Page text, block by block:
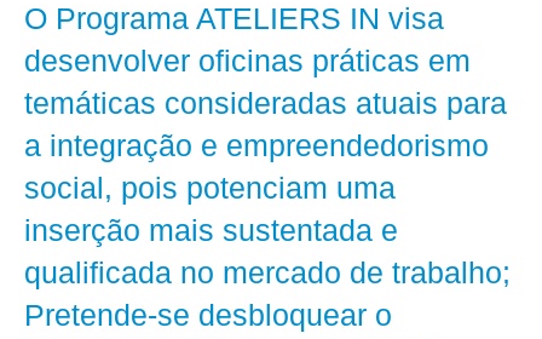
O Programa ATELIERS IN visa
desenvolver oficinas práticas em
temáticas consideradas atuais para
a integração e empreendedorismo
social, pois potenciam uma
inserção mais sustentada e
qualificada no mercado de trabalho;
Pretende‑se desbloquear o